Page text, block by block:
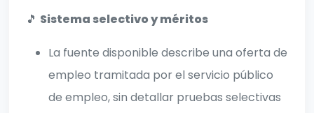
🎵 Sistema selectivo y méritos
La fuente disponible describe una oferta de
empleo tramitada por el servicio público
de empleo, sin detallar pruebas selectivas